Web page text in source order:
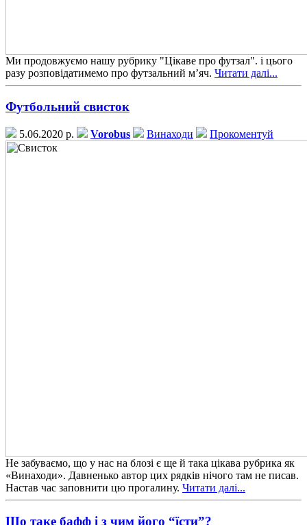
Ми продовжуємо нашу рубрику "Цікаве про футзал". і цього
разу розповідатимемо про футзальний м’яч. Читати далі...
Футбольний свисток
5.06.2020 р. Vorobus Винаходи Прокоментуй
Не забуваємо, що у нас на блозі є ще й така цікава рубрика як
«Винаходи». Давненько автор цих рядків нічого там не писав.
Настав час заповнити цю прогалину. Читати далі...
Що таке бафф і з чим його “їсти”?